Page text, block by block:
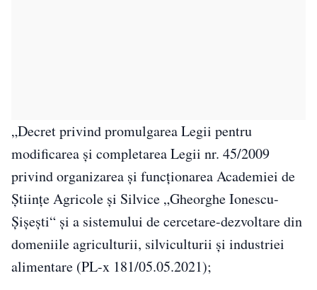
„Decret privind promulgarea Legii pentru
modificarea și completarea Legii nr. 45/2009
privind organizarea și funcționarea Academiei de
Științe Agricole și Silvice „Gheorghe Ionescu-
Șișești“ și a sistemului de cercetare-dezvoltare din
domeniile agriculturii, silviculturii și industriei
alimentare (PL-x 181/05.05.2021);